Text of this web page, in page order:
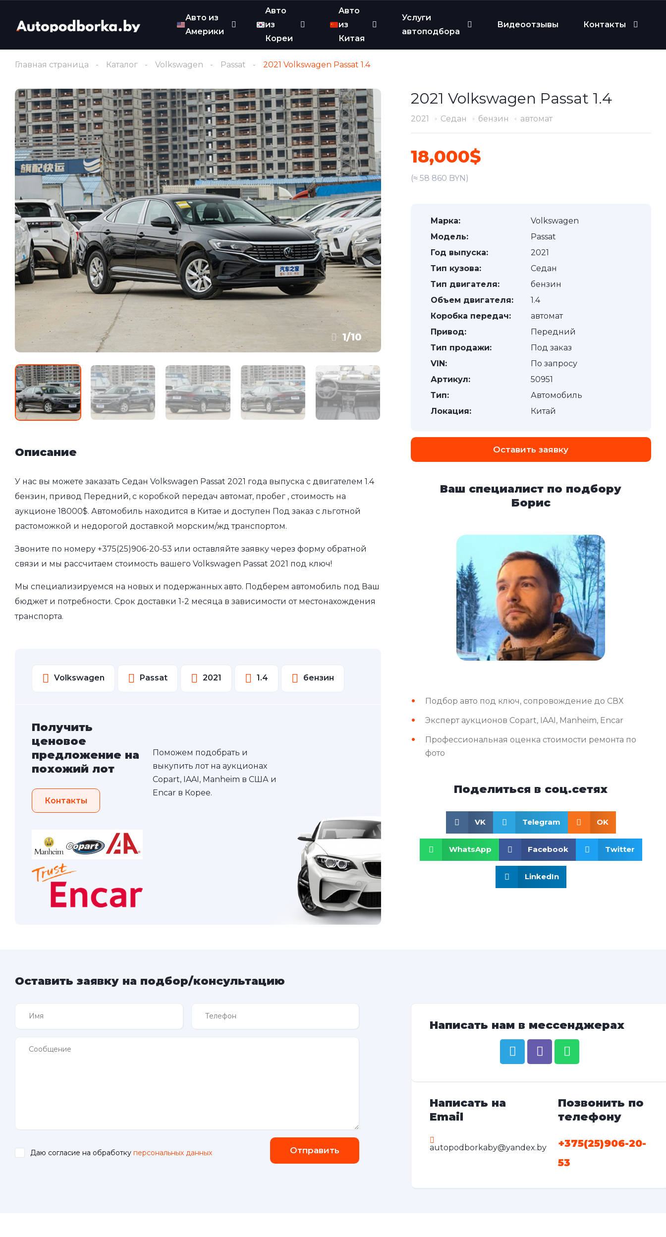
Авто из
Америки
Авто
из
Кореи
Авто
из
Китая
Услуги
автоподбора
Видеоотзывы Контакты
Главная страница Каталог Volkswagen Passat 2021 Volkswagen Passat 1.4
1/10
Описание
У нас вы можете заказать Седан Volkswagen Passat 2021 года выпуска с двигателем 1.4
бензин, привод Передний, с коробкой передач автомат, пробег , стоимость на
аукционе 18000$. Автомобиль находится в Китае и доступен Под заказ с льготной
растоможкой и недорогой доставкой морским/жд транспортом.
Звоните по номеру +375(25)906-20-53 или оставляйте заявку через форму обратной
связи и мы рассчитаем стоимость вашего Volkswagen Passat 2021 под ключ!
Мы специализируемся на новых и подержанных авто. Подберем автомобиль под Ваш
бюджет и потребности. Срок доставки 1-2 месяца в зависимости от местонахождения
транспорта.
Volkswagen Passat 2021 1.4 бензин
Получить
ценовое
предложение на
похожий лот
Контакты
Поможем подобрать и
выкупить лот на аукционах
Copart, IAAI, Manheim в США и
Encar в Корее.
2021 Volkswagen Passat 1.4
2021 Седан бензин автомат
18,000$
(≈ 58 860 BYN)
Марка:
Volkswagen
Модель:
Passat
Год выпуска:
2021
Тип кузова:
Седан
Тип двигателя:
бензин
Объем двигателя:
1.4
Коробка передач:
автомат
Привод:
Передний
Тип продажи:
Под заказ
VIN:
По запросу
Артикул:
50951
Тип:
Автомобиль
Локация:
Китай
Оставить заявку
Ваш специалист по подбору
Борис
Подбор авто под ключ, сопровождение до СВХ
Эксперт аукционов Copart, IAAI, Manheim, Encar
Профессиональная оценка стоимости ремонта по
фото
Поделиться в соц.сетях
VK Telegram OK
WhatsApp Facebook Twitter
LinkedIn
Оставить заявку на подбор/консультацию
Даю согласие на обработку персональных данных Отправить
Написать нам в мессенджерах
Написать на
Email
autopodborkaby@yandex.by
Позвонить по
телефону
+375(25)906-20-
53